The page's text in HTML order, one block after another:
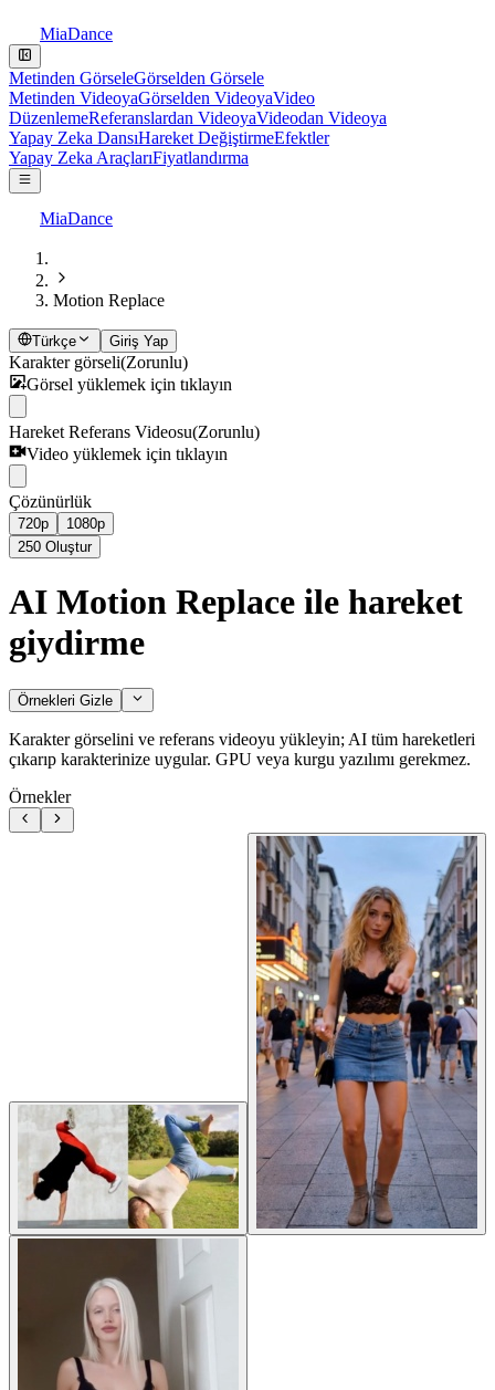
MiaDance
Metinden GörseleGörselden Görsele
Metinden VideoyaGörselden VideoyaVideo
DüzenlemeReferanslardan VideoyaVideodan Videoya
Yapay Zeka DansıHareket DeğiştirmeEfektler
Yapay Zeka AraçlarıFiyatlandırma
MiaDance
Motion Replace
Türkçe Giriş Yap
Karakter görseli(Zorunlu)
Görsel yüklemek için tıklayın
Hareket Referans Videosu(Zorunlu)
Video yüklemek için tıklayın
Çözünürlük
720p
1080p
250 Oluştur
AI Motion Replace ile hareket
giydirme
Örnekleri Gizle
Karakter görselini ve referans videoyu yükleyin; AI tüm hareketleri
çıkarıp karakterinize uygular. GPU veya kurgu yazılımı gerekmez.
Örnekler